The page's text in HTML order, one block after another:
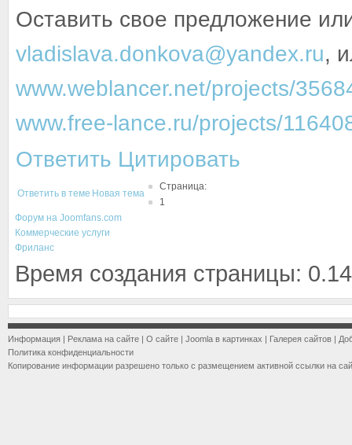
Оставить свое предложение
vladislava.donkova@yandex.ru,
www.weblancer.net/projects/
www.free-lance.ru/projects/
Ответить Цитировать
Ответить в теме Новая тема
Страница:
1
Форум на Joomfans.com
Коммерческие услуги
Фриланс
Время создания страницы:
Информация | Реклама на сайте | О сайте | Joomla в картинках | Галерея сайтов |
Политика конфиденциальности
Копирование информации разрешено только с размещением активной ссылки на